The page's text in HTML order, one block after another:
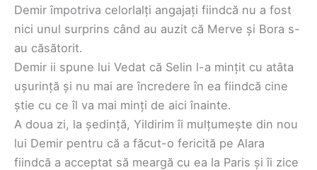
Demir împotriva celorlalți angajați fiindcă nu a fost
nici unul surprins când au auzit că Merve și Bora s-
au căsătorit.
Demir ii spune lui Vedat că Selin l-a mințit cu atâta
ușurință și nu mai are încredere în ea fiindcă cine
știe cu ce îl va mai minți de aici înainte.
A doua zi, la ședință, Yildirim îi mulțumește din nou
lui Demir pentru că a făcut-o fericită pe Alara
fiindcă a acceptat să meargă cu ea la Paris și îi zice